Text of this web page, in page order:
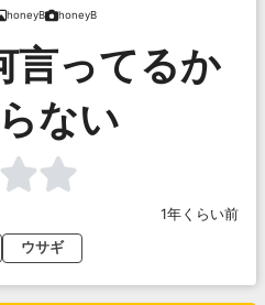
honeyB honeyB
言ってるか
ない
1年くらい前
ウサギ